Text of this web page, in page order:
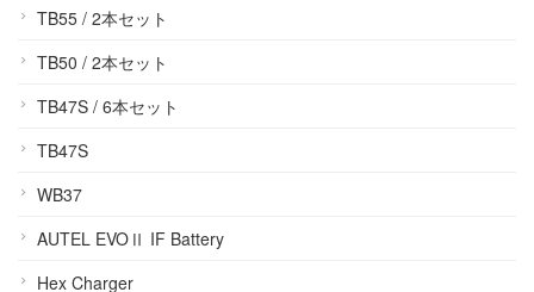
TB55 / 2本セット
TB50 / 2本セット
TB47S / 6本セット
TB47S
WB37
AUTEL EVOⅡ IF Battery
Hex Charger